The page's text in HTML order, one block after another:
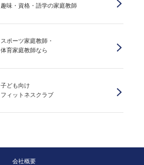
趣味・資格・語学の家庭教師
スポーツ家庭教師・
体育家庭教師なら
子ども向け
フィットネスクラブ
会社概要